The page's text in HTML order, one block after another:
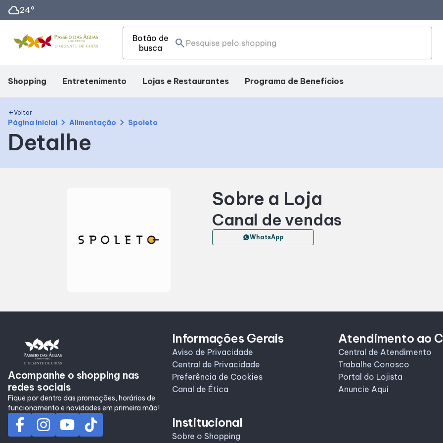
cloud24°
Botão de
busca
search
Shopping
Mapa Interno
Como Chegar
Facilidades
Entretenimento
Eventos
Fique Por Dentro
Lojas e Restaurantes Programa de Benefícios
arrow_backVoltar
Página Inicial chevron_right Alimentação chevron_right Spoleto
Detalhe
Sobre a Loja
Canal de vendas
WhatsApp
Acompanhe o shopping nas
redes sociais
Fique por dentro das promoções, horários de
funcionamento e novidades em primeira mão!
Informações Gerais
Aviso de Privacidade
Central de Privacidade
Preferência de Cookies
Canal de Ética
Institucional
Sobre o Shopping
Atendimento ao
Central de Atendimento
Trabalhe Conosco
Portal do Lojista
Anuncie Aqui